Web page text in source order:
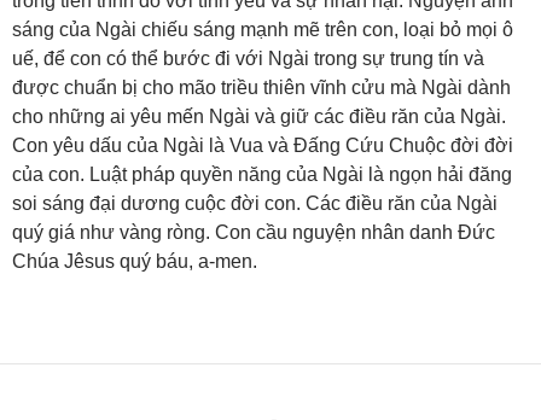
sáng của Ngài chiếu sáng mạnh mẽ trên con, loại bỏ mọi ô
uế, để con có thể bước đi với Ngài trong sự trung tín và
được chuẩn bị cho mão triều thiên vĩnh cửu mà Ngài dành
cho những ai yêu mến Ngài và giữ các điều răn của Ngài.
Con yêu dấu của Ngài là Vua và Đấng Cứu Chuộc đời đời
của con. Luật pháp quyền năng của Ngài là ngọn hải đăng
soi sáng đại dương cuộc đời con. Các điều răn của Ngài
quý giá như vàng ròng. Con cầu nguyện nhân danh Đức
Chúa Jêsus quý báu, a-men.